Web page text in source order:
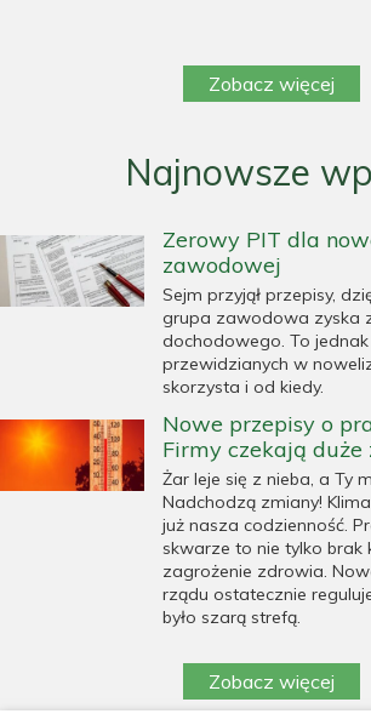
Zobacz więcej
Najnowsze
Zerowy PIT dla
zawodowej
Sejm przyjął przepisy,
grupa zawodowa zyska
dochodowego. To
przewidzianych w
skorzysta i od kiedy.
Nowe przepisy o
Firmy czekają duże
Żar leje się z nieba, a Ty
Nadchodzą zmiany!
już nasza codzienność.
skwarze to nie tylko brak
zagrożenie zdrowia.
rządu ostatecznie
było szarą strefą.
Zobacz więcej